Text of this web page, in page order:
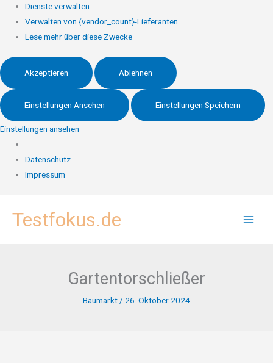
Dienste verwalten
Verwalten von {vendor_count}-Lieferanten
Lese mehr über diese Zwecke
Akzeptieren Ablehnen
Einstellungen Ansehen Einstellungen Speichern
Einstellungen ansehen
Datenschutz
Impressum
InhaltTestfokus.de
Gartentorschließer
Baumarkt / 26. Oktober 2024